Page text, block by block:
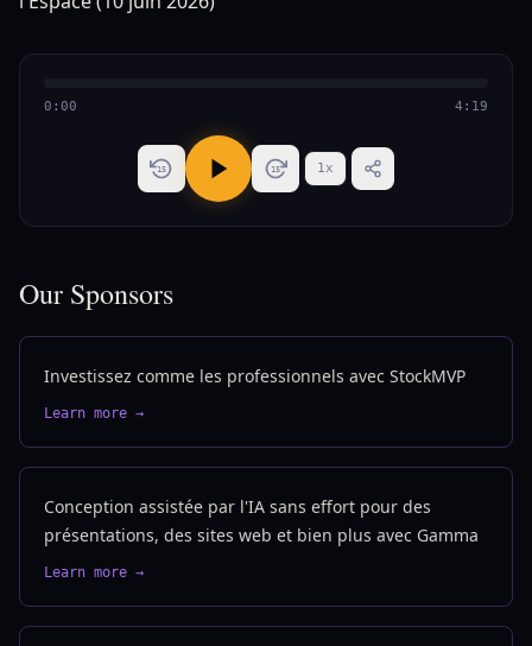
0:00 4:19
15 15 1x
Our Sponsors
Investissez comme les professionnels avec StockMVP
Learn more →
Conception assistée par l'IA sans effort pour des
présentations, des sites web et bien plus avec Gamma
Learn more →